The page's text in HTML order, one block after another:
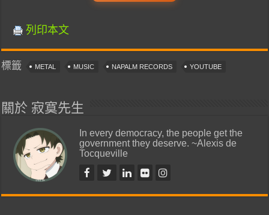
列印本文
標籤 METAL MUSIC NAPALM RECORDS YOUTUBE
關於 寂寞先生
In every democracy, the people get the
government they deserve. ~Alexis de
Tocqueville